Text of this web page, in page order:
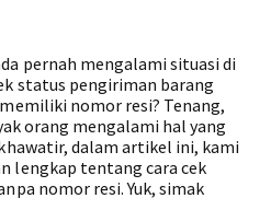
pernah mengalami situasi di
status pengiriman barang
nomor resi? Tenang,
orang mengalami hal yang
dalam artikel ini, kami
lengkap tentang cara cek
nomor resi. Yuk, simak